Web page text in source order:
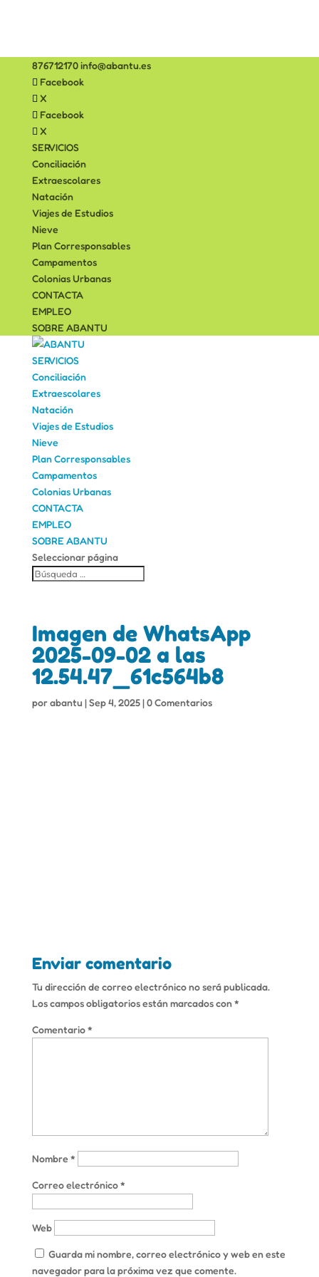
876712170info@abantu.es
Facebook
X
Facebook
X
SERVICIOS
Conciliación
Extraescolares
Natación
Viajes de Estudios
Nieve
Plan Corresponsables
Campamentos
Colonias Urbanas
CONTACTA
EMPLEO
SOBRE ABANTU
SERVICIOS
Conciliación
Extraescolares
Natación
Viajes de Estudios
Nieve
Plan Corresponsables
Campamentos
Colonias Urbanas
CONTACTA
EMPLEO
SOBRE ABANTU
Seleccionar página
Imagen de WhatsApp
2025-09-02 a las
12.54.47_61c564b8
porabantu |Sep 4, 2025|0 Comentarios
Enviar comentario
Tu dirección de correo electrónico no será publicada.
Los campos obligatorios están marcados con*
Comentario*
Nombre *
Correo electrónico*
Web
Guarda mi nombre, correo electrónico y web en este
navegador para la próxima vez que comente.